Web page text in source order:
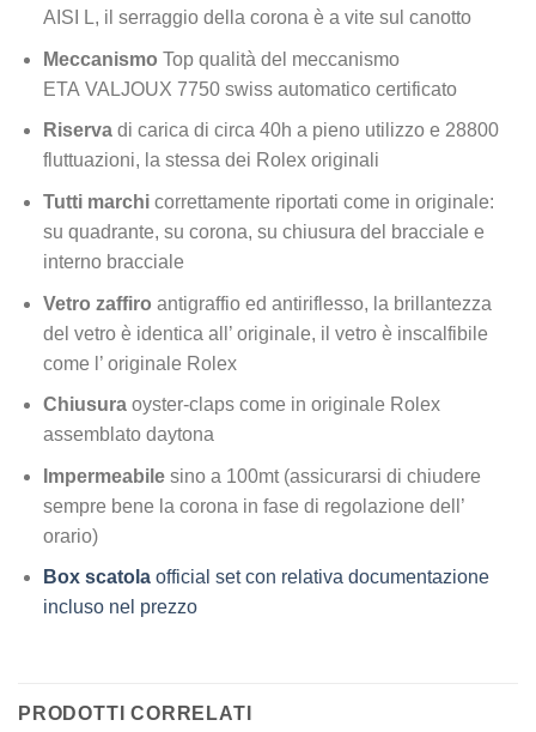
AISI L, il serraggio della corona è a vite sul canotto
Meccanismo Top qualità del meccanismo
ETA VALJOUX 7750 swiss automatico certificato
Riservadi carica di circa 40h a pieno utilizzo e 28800
fluttuazioni, la stessa dei Rolex originali
Tutti marchi correttamente riportati come in originale:
su quadrante, su corona, su chiusura del bracciale e
interno bracciale
Vetro zaffiro antigraffio ed antiriflesso, la brillantezza
del vetro è identica all’ originale, il vetro è inscalfibile
come l’ originale Rolex
Chiusuraoyster-claps come in originale Rolex
assemblato daytona
Impermeabilesino a 100mt (assicurarsi di chiudere
sempre bene la corona in fase di regolazione dell’
orario)
Box scatolaofficial set con relativa documentazione
incluso nel prezzo
PRODOTTI CORRELATI